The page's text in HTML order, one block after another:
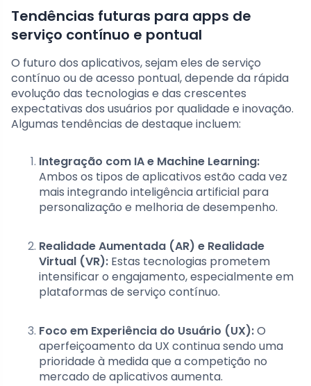
Tendências futuras para apps de
serviço contínuo e pontual
O futuro dos aplicativos, sejam eles de serviço
contínuo ou de acesso pontual, depende da rápida
evolução das tecnologias e das crescentes
expectativas dos usuários por qualidade e inovação.
Algumas tendências de destaque incluem:
Integração com IA e Machine Learning:
Ambos os tipos de aplicativos estão cada vez
mais integrando inteligência artificial para
personalização e melhoria de desempenho.
Realidade Aumentada (AR) e Realidade
Virtual (VR): Estas tecnologias prometem
intensificar o engajamento, especialmente em
plataformas de serviço contínuo.
Foco em Experiência do Usuário (UX):O
aperfeiçoamento da UX continua sendo uma
prioridade à medida que a competição no
mercado de aplicativos aumenta.